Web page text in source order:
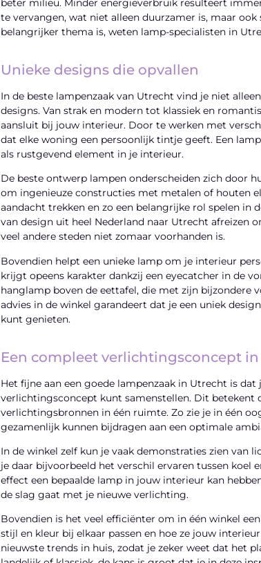
beter milieu. Minder energieverbruik resulteert
te vervangen, wat niet alleen duurzamer is, maar
belangrijker thema is, weten lamp-specialisten in
Unieke designs die opvallen
In de beste lampenzaak van Utrecht vind je niet
designs. Van strak en modern tot klassiek en
aansluit bij jouw interieur. Door te werken met
dat elke woning een persoonlijk tintje geeft. Een
als rustgevend element in je interieur.
De beste ontwerp lampen onderscheiden zich door
om ingenieuze constructies met metalen of houten
aandacht trekken en zo een belangrijke rol spelen in
van design uit heel Nederland naar Utrecht afreizen
veel andere steden niet zomaar voorhanden is.
Bovendien helpt een unieke lamp om je interieur
krijgt opeens karakter dankzij een eyecatcher in de
hanglamp boven de eettafel, die met zijn bijzondere
advies in de winkel garandeert dat je een uniek
kunt genieten.
Een compleet verlichtingsconcept
Het fijne aan een goede lampenzaak in Utrecht is
verlichtingsconcept kunt samenstellen. Dit betekent
verlichtingsbronnen in één ruimte. Zo zie je in één
gezamenlijk kunnen bijdragen aan een optimale
In de winkel zelf kun je vaak demonstraties zien van
je daar bijvoorbeeld het verschil ervaren tussen
effect een bepaalde lamp in jouw interieur kan
de slag gaat met je nieuwe verlichting.
Bovendien is het veel efficiënter om in één winkel
stijl en kleur bij elkaar passen en hoe ze jouw
nieuwste trends in huis, zodat je zeker weet dat het